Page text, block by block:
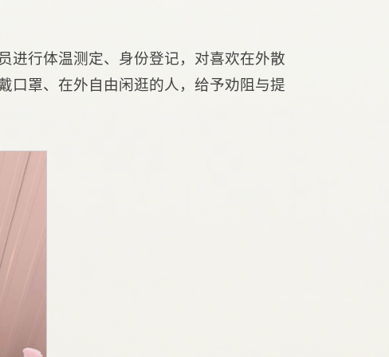
进行体温测定、身份登记，对喜欢在外散
口罩、在外自由闲逛的人，给予劝阻与提